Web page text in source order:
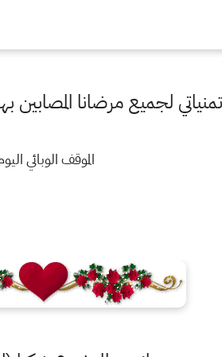
لجميع مرضانا المصابين
الموقف الوبائي